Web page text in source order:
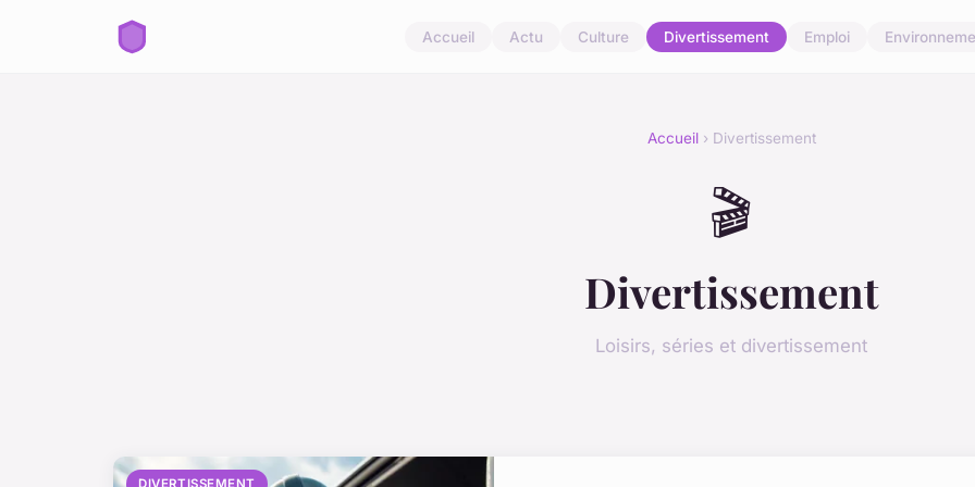
Accueil Actu Culture Divertissement Emploi
Accueil› Divertissement
🎬
Divertissement
Loisirs, séries et divertissement
DIVERTISSEMENT